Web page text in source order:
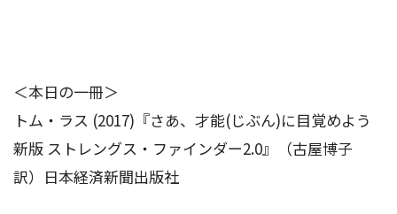
＜本日の一冊＞
トム・ラス (2017)『さあ、才能(じぶん)に目覚めよう
新版 ストレングス・ファインダー2.0』（古屋博子
訳）日本経済新聞出版社